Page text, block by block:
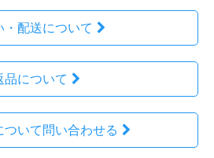
・配送について
品について
ついて問い合わせる